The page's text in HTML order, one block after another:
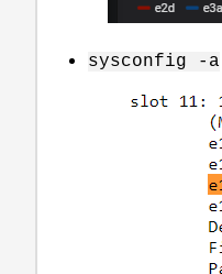
sysconfig -a